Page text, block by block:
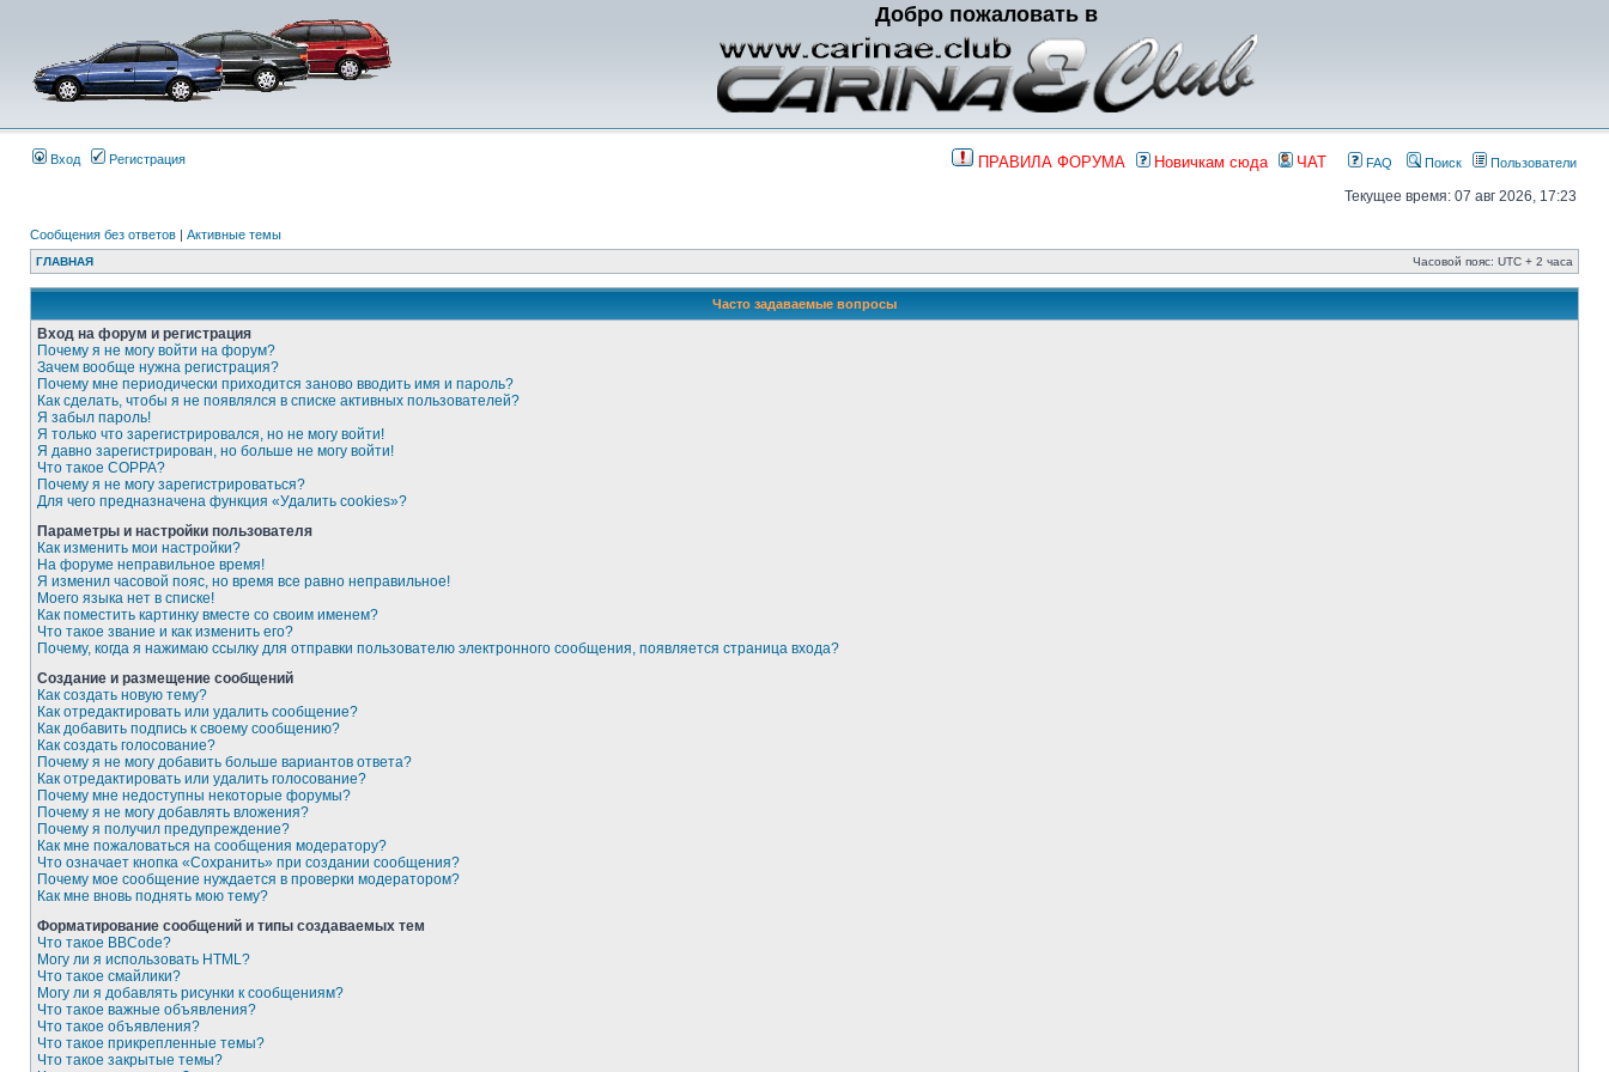
Добро пожаловать в
Вход Регистрация ПРАВИЛА ФОРУМА Новичкам сюда ЧАТ FAQ Поиск Пользователи
Текущее время: 07 авг 2026, 17:23
Сообщения без ответов | Активные темы
ГЛАВНАЯ Часовой пояс: UTC + 2 часа
Часто задаваемые вопросы
Вход на форум и регистрация
Почему я не могу войти на форум?
Зачем вообще нужна регистрация?
Почему мне периодически приходится заново вводить имя и пароль?
Как сделать, чтобы я не появлялся в списке активных пользователей?
Я забыл пароль!
Я только что зарегистрировался, но не могу войти!
Я давно зарегистрирован, но больше не могу войти!
Что такое COPPA?
Почему я не могу зарегистрироваться?
Для чего предназначена функция «Удалить cookies»?
Параметры и настройки пользователя
Как изменить мои настройки?
На форуме неправильное время!
Я изменил часовой пояс, но время все равно неправильное!
Моего языка нет в списке!
Как поместить картинку вместе со своим именем?
Что такое звание и как изменить его?
Почему, когда я нажимаю ссылку для отправки пользователю электронного сообщения, появляется страница входа?
Создание и размещение сообщений
Как создать новую тему?
Как отредактировать или удалить сообщение?
Как добавить подпись к своему сообщению?
Как создать голосование?
Почему я не могу добавить больше вариантов ответа?
Как отредактировать или удалить голосование?
Почему мне недоступны некоторые форумы?
Почему я не могу добавлять вложения?
Почему я получил предупреждение?
Как мне пожаловаться на сообщения модератору?
Что означает кнопка «Сохранить» при создании сообщения?
Почему мое сообщение нуждается в проверки модератором?
Как мне вновь поднять мою тему?
Форматирование сообщений и типы создаваемых тем
Что такое BBCode?
Могу ли я использовать HTML?
Что такое смайлики?
Могу ли я добавлять рисунки к сообщениям?
Что такое важные объявления?
Что такое объявления?
Что такое прикрепленные темы?
Что такое закрытые темы?